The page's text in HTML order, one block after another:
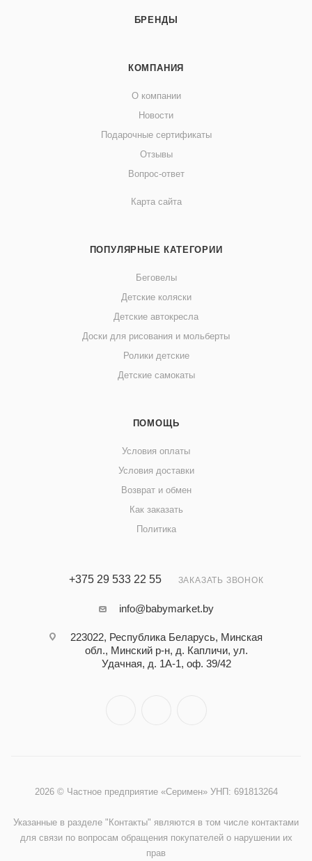
БРЕНДЫ
КОМПАНИЯ
О компании
Новости
Подарочные сертификаты
Отзывы
Вопрос-ответ
Карта сайта
ПОПУЛЯРНЫЕ КАТЕГОРИИ
Беговелы
Детские коляски
Детские автокресла
Доски для рисования и мольберты
Ролики детские
Детские самокаты
ПОМОЩЬ
Условия оплаты
Условия доставки
Возврат и обмен
Как заказать
Политика
+375 29 533 22 55 ЗАКАЗАТЬ ЗВОНОК
info@babymarket.by
223022, Республика Беларусь, Минская
обл., Минский р-н, д. Капличи, ул.
Удачная, д. 1А-1, оф. 39/42
2026 © Частное предприятие «Серимен» УНП: 691813264
Указанные в разделе "Контакты" являются в том числе контактами
для связи по вопросам обращения покупателей о нарушении их
прав